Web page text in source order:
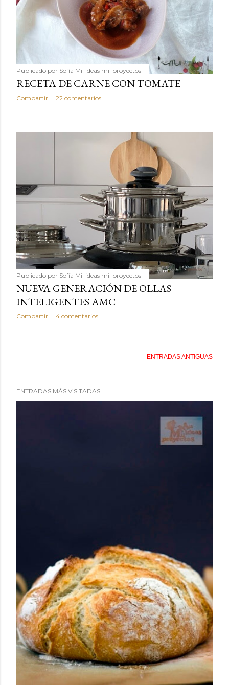
Publicado por Sofía Mil ideas mil proyectos
RECETA DE CARNE CON TOMATE
Compartir 22 comentarios
Publicado por Sofía Mil ideas mil proyectos
NUEVA GENERACIÓN DE OLLAS
INTELIGENTES AMC
Compartir 4 comentarios
ENTRADAS ANTIGUAS
ENTRADAS MÁS VISITADAS